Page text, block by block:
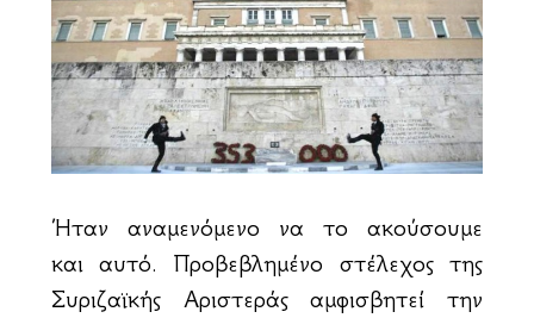
Ήταν αναμενόμενο να το ακούσουμε
και αυτό. Προβεβλημένο στέλεχος της
Συριζαϊκής Αριστεράς αμφισβητεί την